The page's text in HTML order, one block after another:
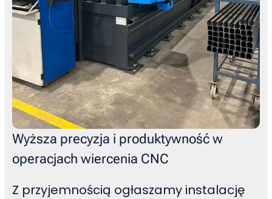
Wyższa precyzja i produktywność w
operacjach wiercenia CNC
Z przyjemnością ogłaszamy instalację